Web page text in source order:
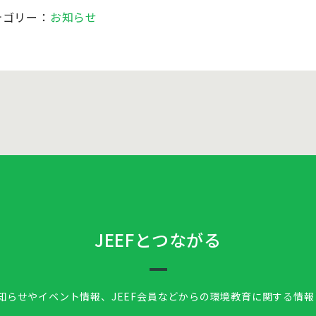
リー： お知らせ
JEEFとつながる
せやイベント情報、 JEEF会員などからの環境教育に関する情報